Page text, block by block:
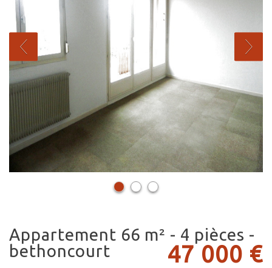
appartement 66 m² - 4 pièces -
bethoncourt
47 000 €